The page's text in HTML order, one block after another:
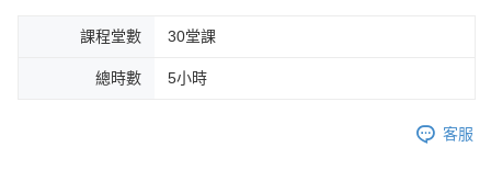
課程堂數 30堂課
總時數 5小時
客服